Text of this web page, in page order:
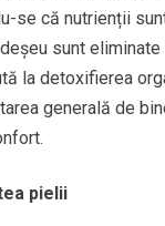
se că nutrienții
sunt
la detoxifierea
generală de
pielii